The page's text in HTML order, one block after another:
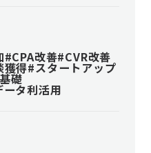
#CPA改善#CVR改善
獲得#スタートアップ
礎
ータ利活用